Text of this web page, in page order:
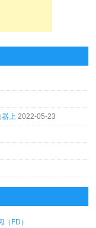
器上 2022-05-23
（FD）